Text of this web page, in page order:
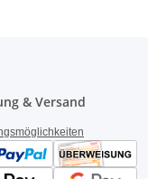
& Versand